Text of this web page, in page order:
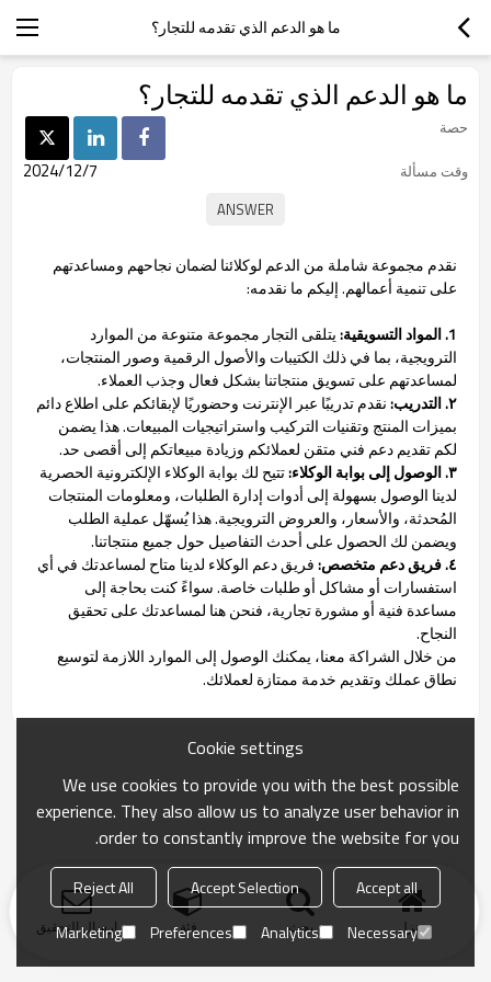
ما هو الدعم الذي تقدمه للتجار؟
ما هو الدعم الذي تقدمه للتجار؟
حصة
وقت مسألة
2024/12/7
نقدم مجموعة شاملة من الدعم لوكلائنا لضمان نجاحهم ومساعدتهم
على تنمية أعمالهم. إليكم ما نقدمه:
1. المواد التسويقية:
يتلقى التجار مجموعة متنوعة من الموارد
الترويجية، بما في ذلك الكتيبات والأصول الرقمية وصور المنتجات،
لمساعدتهم على تسويق منتجاتنا بشكل فعال وجذب العملاء.
٢. التدريب:
نقدم تدريبًا عبر الإنترنت وحضوريًا لإبقائكم على اطلاع دائم
بميزات المنتج وتقنيات التركيب واستراتيجيات المبيعات. هذا يضمن
لكم تقديم دعم فني متقن لعملائكم وزيادة مبيعاتكم إلى أقصى حد.
٣. الوصول إلى بوابة الوكلاء:
تتيح لك بوابة الوكلاء الإلكترونية الحصرية
لدينا الوصول بسهولة إلى أدوات إدارة الطلبات، ومعلومات المنتجات
المُحدثة، والأسعار، والعروض الترويجية. هذا يُسهّل عملية الطلب
ويضمن لك الحصول على أحدث التفاصيل حول جميع منتجاتنا.
٤. فريق دعم متخصص:
فريق دعم الوكلاء لدينا متاح لمساعدتك في أي
استفسارات أو مشاكل أو طلبات خاصة. سواءً كنت بحاجة إلى
مساعدة فنية أو مشورة تجارية، فنحن هنا لمساعدتك على تحقيق
النجاح.
من خلال الشراكة معنا، يمكنك الوصول إلى الموارد اللازمة لتوسيع
نطاق عملك وتقديم خدمة ممتازة لعملائك.
منزل بحث فئة ارسال التحقيق
Cookie settings
We use cookies to provide you with the best possible
experience. They also allow us to analyze user behavior in
order to constantly improve the website for you.
Accept all
Accept Selection
Reject All
Necessary
Analytics
Preferences
Marketing